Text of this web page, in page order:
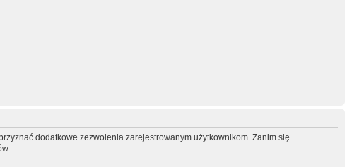
dodatkowe zezwolenia zarejestrowanym użytkownikom. Zanim się